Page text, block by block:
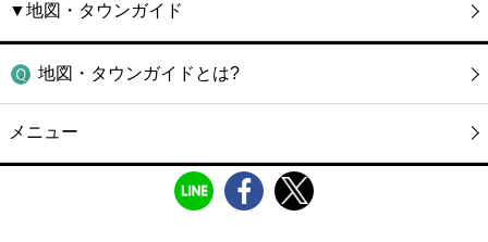
▼地図・タウンガイド
地図・タウンガイドとは?
メニュー